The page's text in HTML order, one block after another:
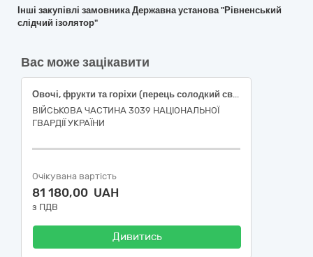
Інші закупівлі замовника Державна установа "Рівненський
слідчий ізолятор"
Вас може зацікавити
Овочі, фрукти та горіхи (перець солодкий свіжий подовженої форми, огірки свіжі польові короткоплідні, помідори тепличні свіжі округлі, часник свіжий вищого товарного сорту)
ВІЙСЬКОВА ЧАСТИНА 3039 НАЦІОНАЛЬНОЇ
ГВАРДІЇ УКРАЇНИ
Очікувана вартість
81 180,00 UAH
з ПДВ
Дивитись